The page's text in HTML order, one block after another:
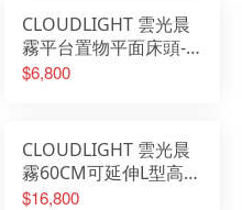
CLOUDLIGHT 雲光晨
霧平台置物平面床頭-5
尺
$6,800
CLOUDLIGHT 雲光晨
霧60CM可延伸L型高被
櫥梳桌櫃組
$16,800